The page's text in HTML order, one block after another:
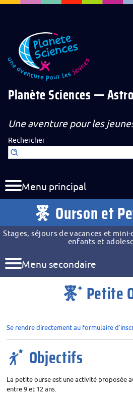
Aller au contenu de la page
Aller au formulaire de recherche
Planète Sciences —
Une aventure pour les
Rechercher
Menu principal
Ourson et
Stages, séjours de vacances et
enfants et
Menu secondaire
Petite
Se rendre directement au formulaire
Objectifs
La petite ourse est une activité proposée
entre 9 et 12 ans.